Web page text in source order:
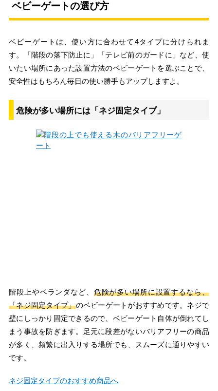
ベビーゲートの選び方
ベビーゲートは、使い方に合わせて4タイプに分けられま
す。「階段の落下防止に」「テレビ前のガードに」など、使
いたい場所にあった設置方法のベビーゲートを選ぶことで、
安全性はもちろん毎日の使い勝手もアップしますよ。
危険が多い場所には「ネジ固定タイプ」
階段上やベランダなど、 危険が多い場所に設置するなら、
「ネジ固定タイプ」のベビーゲートがおすすめです。ネジで
壁にしっかり固定できるので、ベビーゲート自体が倒れてし
まう事故を防ぎます。足元に段差がないバリアフリーの商品
が多く、頻繁に出入りする場所でも、スムーズに通りやすい
です。
ネジ固定タイプのおすすめ商品へ